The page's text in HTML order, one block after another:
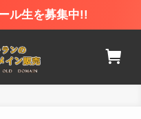
ル生を募集中!!